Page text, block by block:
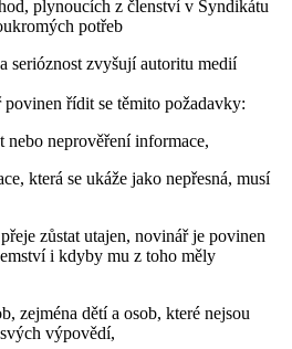
plynoucích z členství v Syndikátu
potřeb
serióznost zvyšují autoritu medií
řídit se těmito požadavky:
nebo neprověření informace,
která se ukáže jako nepřesná, musí
zůstat utajen, novinář je povinen
i kdyby mu z toho měly
zejména dětí a osob, které nejsou
výpovědí,